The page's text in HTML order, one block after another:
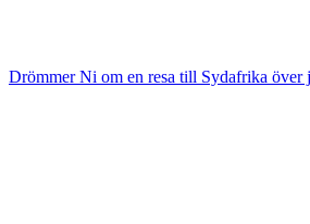
Drömmer Ni om en resa till Sydafrika över